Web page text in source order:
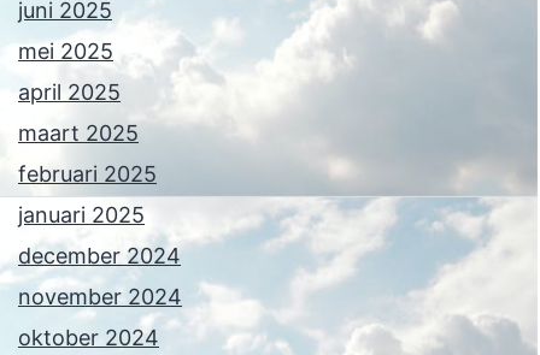
juni 2025
mei 2025
april 2025
maart 2025
februari 2025
januari 2025
december 2024
november 2024
oktober 2024